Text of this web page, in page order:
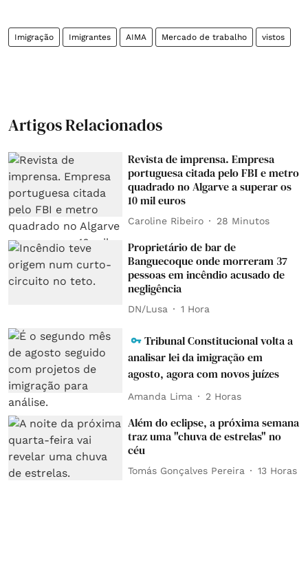
Imigração Imigrantes AIMA Mercado de trabalho vistos
Artigos Relacionados
Revista de imprensa. Empresa
portuguesa citada pelo FBI e metro
quadrado no Algarve a superar os
10 mil euros
Caroline Ribeiro 28 Minutos
Proprietário de bar de
Banguecoque onde morreram 37
pessoas em incêndio acusado de
negligência
DN/Lusa 1 Hora
Tribunal Constitucional volta a
analisar lei da imigração em
agosto, agora com novos juízes
Amanda Lima 2 Horas
Além do eclipse, a próxima semana
traz uma "chuva de estrelas" no
céu
Tomás Gonçalves Pereira 13 Horas